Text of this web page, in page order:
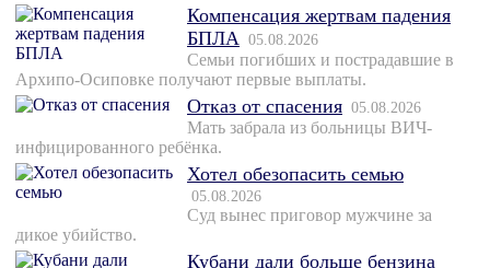
Компенсация жертвам падения
БПЛА 05.08.2026
Семьи погибших и пострадавшие в
Архипо-Осиповке получают первые выплаты.
Отказ от спасения 05.08.2026
Мать забрала из больницы ВИЧ-
инфицированного ребёнка.
Хотел обезопасить семью
05.08.2026
Суд вынес приговор мужчине за
дикое убийство.
Кубани дали больше бензина